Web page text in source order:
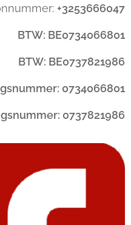
+3253666047
BTW: BE0734066801
BTW: BE0737821986
0734066801
0737821986